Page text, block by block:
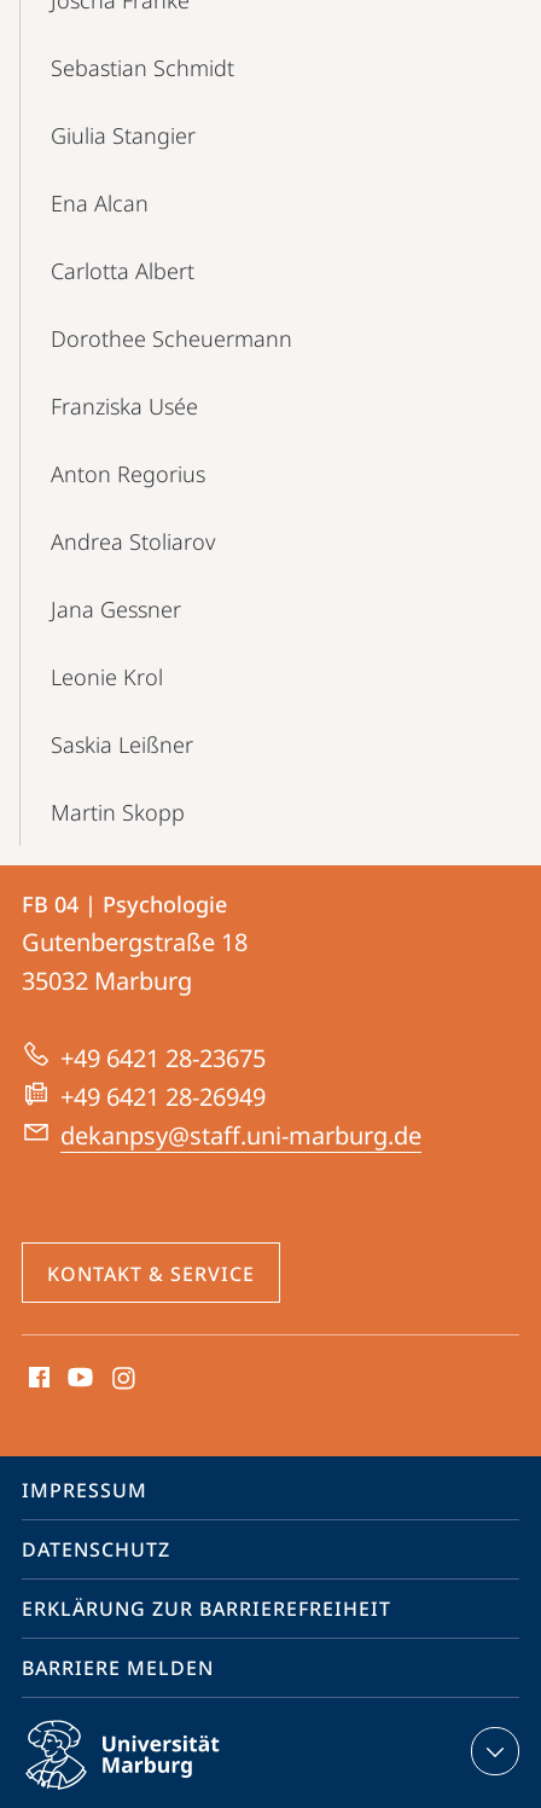
Sebastian Schmidt
Giulia Stangier
Ena Alcan
Carlotta Albert
Dorothee Scheuermann
Franziska Usée
Anton Regorius
Andrea Stoliarov
Jana Gessner
Leonie Krol
Saskia Leißner
Martin Skopp
Kontakt
und
Informationen
zur
Website
Kontaktinformationen
FB
04
Psychologie
FB 04 | Psychologie
Gutenbergstraße 18
35032 Marburg
+49 6421 28-23675
+49 6421 28-26949
dekanpsy@staff.uni-marburg.de
KONTAKT & SERVICE
Media
Service-
Navigation
IMPRESSUM
DATENSCHUTZ
ERKLÄRUNG ZUR BARRIEREFREIHEIT
BARRIERE MELDEN